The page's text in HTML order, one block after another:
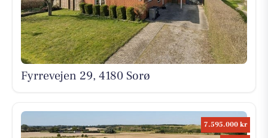
Fyrrevejen 29, 4180 Sorø
7.595.000 kr